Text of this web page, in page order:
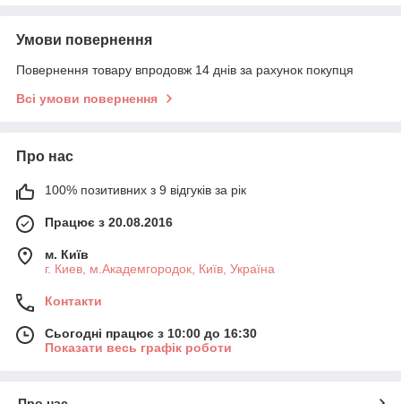
Умови повернення
Повернення товару впродовж 14 днів за рахунок покупця
Всі умови повернення
Про нас
100% позитивних з 9 відгуків за рік
Працює з 20.08.2016
м. Київ
г. Киев, м.Академгородок, Київ, Україна
Контакти
Сьогодні працює з 10:00 до 16:30
Показати весь графік роботи